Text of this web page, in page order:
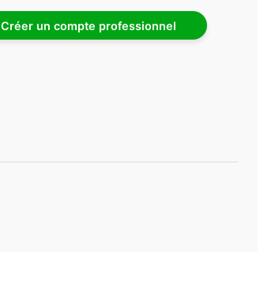
Créer un compte professionnel